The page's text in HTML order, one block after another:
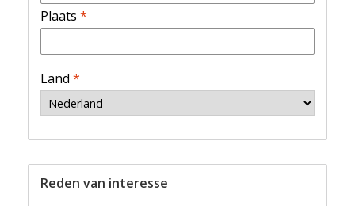
Plaats *
Land *
Reden van interesse